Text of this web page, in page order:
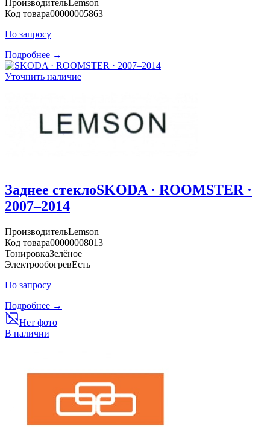
ПроизводительLemson
Код товара00000005863
По запросу
Подробнее →
Уточнить наличие
Заднее стеклоSKODA · ROOMSTER ·
2007–2014
ПроизводительLemson
Код товара00000008013
ТонировкаЗелёное
ЭлектрообогревЕсть
По запросу
Подробнее →
Нет фото
В наличии